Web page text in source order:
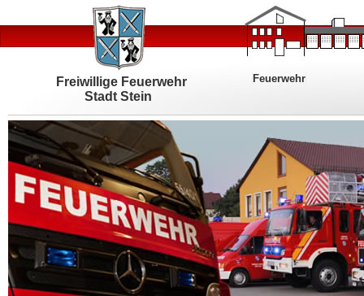
Freiwillige Feuerwehr
Stadt Stein
Feuerwehr